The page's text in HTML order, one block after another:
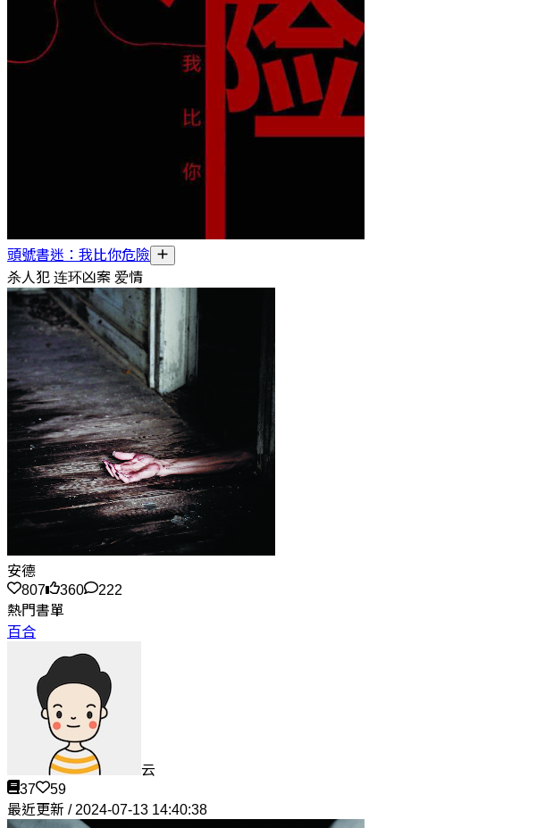
頭號書迷：我比你危險
杀人犯 连环凶案 爱情
安德
807
360
222
熱門書單
百合
云
37
59
最近更新 / 2024-07-13 14:40:38